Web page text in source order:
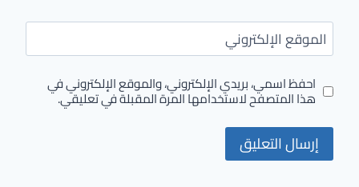
الموقع الإلكتروني
احفظ اسمي، بريدي الإلكتروني، والموقع الإلكتروني في
هذا المتصفح لاستخدامها المرة المقبلة في تعليقي.